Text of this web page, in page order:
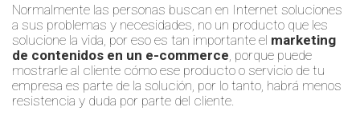
Normalmente las personas buscan en Internet soluciones
a sus problemas y necesidades, no un producto que les
solucione la vida, por eso es tan importante el marketing
de contenidos en un e-commerce, porque puede
mostrarle al cliente cómo ese producto o servicio de tu
empresa es parte de la solución, por lo tanto, habrá menos
resistencia y duda por parte del cliente.